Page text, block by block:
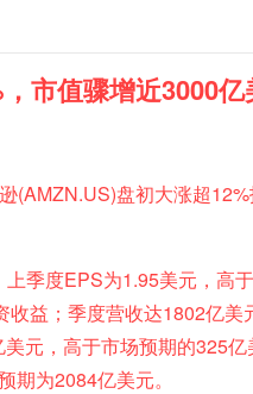
市值骤增近3000亿
(AMZN.US)盘初大涨超
季度EPS为1.95美元，高
益；季度营收达1802亿美
元，高于市场预期的325
为2084亿美元。